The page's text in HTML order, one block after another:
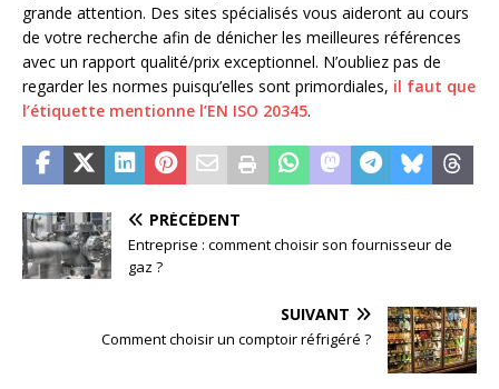
grande attention. Des sites spécialisés vous aideront au cours
de votre recherche afin de dénicher les meilleures références
avec un rapport qualité/prix exceptionnel. N’oubliez pas de
regarder les normes puisqu’elles sont primordiales, il faut que
l’étiquette mentionne l’EN ISO 20345.
PRÉCÉDENT
Entreprise : comment choisir son fournisseur de
gaz ?
SUIVANT
Comment choisir un comptoir réfrigéré ?